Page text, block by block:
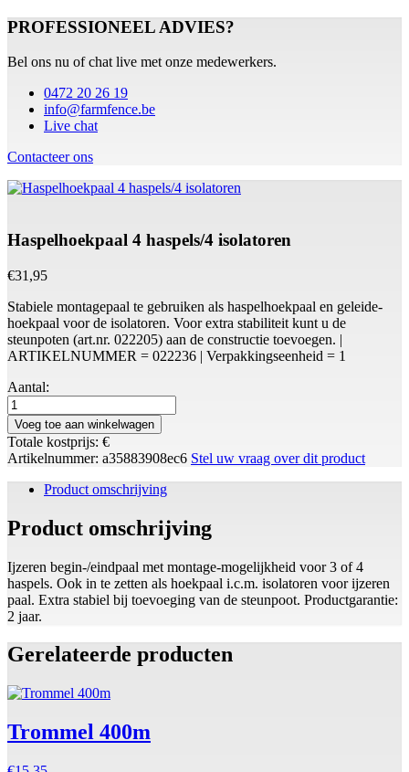
PROFESSIONEEL ADVIES?
Bel ons nu of chat live met onze medewerkers.
0472 20 26 19
info@farmfence.be
Live chat
Contacteer ons
Haspelhoekpaal 4 haspels/4 isolatoren
€31,95
Stabiele montagepaal te gebruiken als haspelhoekpaal en geleide-
hoekpaal voor de isolatoren. Voor extra stabiliteit kunt u de
steunpoten (art.nr. 022205) aan de constructie toevoegen. |
ARTIKELNUMMER = 022236 | Verpakkingseenheid = 1
Aantal:
Voeg toe aan winkelwagen
Totale kostprijs: €
Artikelnummer: a35883908ec6 Stel uw vraag over dit product
Product omschrijving
Product omschrijving
Ijzeren begin-/eindpaal met montage-mogelijkheid voor 3 of 4
haspels. Ook in te zetten als hoekpaal i.c.m. isolatoren voor ijzeren
paal. Extra stabiel bij toevoeging van de steunpoot. Productgarantie:
2 jaar.
Gerelateerde producten
Trommel 400m